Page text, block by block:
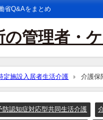
省Q&Aをまとめ
の管理者・
定施設入居者生活介護
介護保
な調整」とは、具体的にどのよ
防認知症対応型共同生活介護